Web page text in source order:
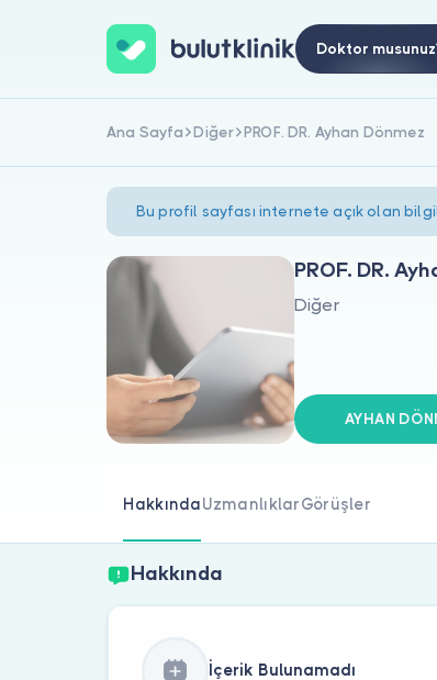
Doktor
Ana Sayfa Diğer PROF. DR. Ayhan Dönmez
Bu profil sayfası internete açık olan
PROF. DR.
Diğer
AYHAN
HakkındaUzmanlıklarGörüşler
Hakkında
İçerik Bulunamadı